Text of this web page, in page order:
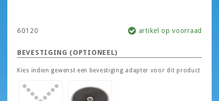
60120 artikel op voorraad
BEVESTIGING (OPTIONEEL)
Kies indien gewenst een bevestiging adapter voor dit product